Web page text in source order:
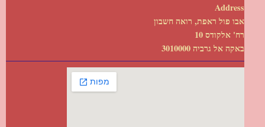
Address
אבו פול ראפת, רואה חשבון
רח' אלקודס 10
באקה אל גרביה 3010000